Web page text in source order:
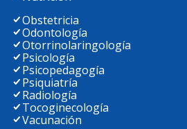
Obstetricia
Odontología
Otorrinolaringología
Psicología
Psicopedagogía
Psiquiatría
Radiología
Tocoginecología
Vacunación